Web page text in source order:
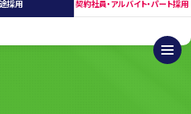
採用 契約社員・アルバイト・パート採用